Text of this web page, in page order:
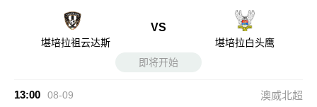
堪培拉祖云达斯
VS
堪培拉白头鹰
即将开始
13:00 08-09 澳威北超